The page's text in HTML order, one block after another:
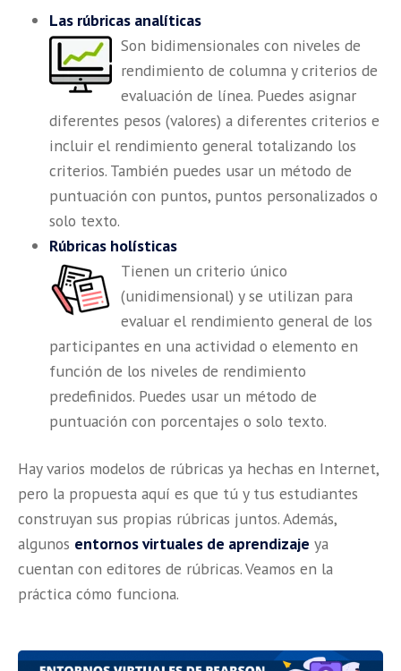
Las rúbricas analíticas
Son bidimensionales con niveles de
rendimiento de columna y criterios de
evaluación de línea. Puedes asignar
diferentes pesos (valores) a diferentes criterios e
incluir el rendimiento general totalizando los
criterios. También puedes usar un método de
puntuación con puntos, puntos personalizados o
solo texto.
Rúbricas holísticas
Tienen un criterio único
(unidimensional) y se utilizan para
evaluar el rendimiento general de los
participantes en una actividad o elemento en
función de los niveles de rendimiento
predefinidos. Puedes usar un método de
puntuación con porcentajes o solo texto.
Hay varios modelos de rúbricas ya hechas en Internet,
pero la propuesta aquí es que tú y tus estudiantes
construyan sus propias rúbricas juntos. Además,
algunos entornos virtuales de aprendizaje ya
cuentan con editores de rúbricas. Veamos en la
práctica cómo funciona.